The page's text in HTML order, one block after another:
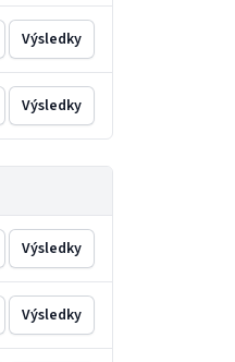
Výsledky
Výsledky
Výsledky
Výsledky